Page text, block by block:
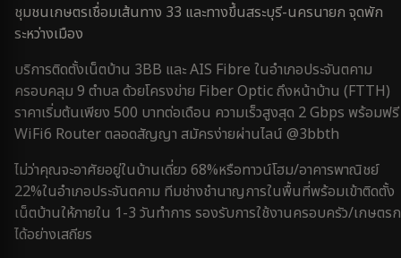
ชุมชนเกษตรเชื่อมเส้นทาง 33 และทางขึ้นสระบุรี-นครนายก จุดพัก
ระหว่างเมือง
บริการติดตั้งเน็ตบ้าน 3BB และ AIS Fibre ในอำเภอประจันตคาม
ครอบคลุม 9 ตำบล ด้วยโครงข่าย Fiber Optic ถึงหน้าบ้าน (FTTH)
ราคาเริ่มต้นเพียง 500 บาทต่อเดือน ความเร็วสูงสุด 2 Gbps พร้อมฟรี
WiFi6 Router ตลอดสัญญา สมัครง่ายผ่านไลน์ @3bbth
ไม่ว่าคุณจะอาศัยอยู่ในบ้านเดี่ยว 68%หรือทาวน์โฮม/อาคารพาณิชย์
22%ในอำเภอประจันตคาม ทีมช่างชำนาญการในพื้นที่พร้อมเข้าติดตั้ง
เน็ตบ้านให้ภายใน 1-3 วันทำการ รองรับการใช้งานครอบครัว/เกษตร
ได้อย่างเสถียร